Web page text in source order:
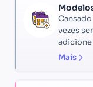
vezes
adicione
Mais